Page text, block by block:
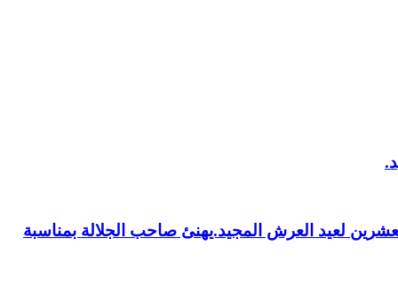
لعيد العرش المجيد.يهنئ صاحب الجلالة بمناسبة